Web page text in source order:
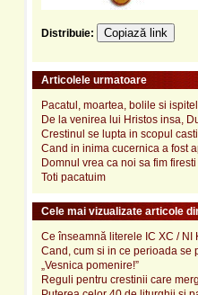
Distribuie: Copiază link
Articolele urmatoare
Pacatul, moartea, bolile si
De la venirea lui Hristos insa,
Crestinul se lupta in scopul
Cand in inima cucernica a fost
Domnul vrea ca noi sa fim firesti
Toti pacatuim
Cele mai vizualizate articole
Ce înseamnă literele IC XC / NI
Cand, cum si in ce perioada se
„Vesnica pomenire!”
Reguli pentru crestinii care